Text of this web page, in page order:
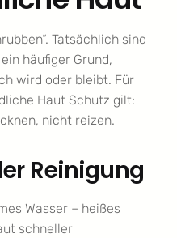
Tatsächlich sind
häufiger Grund,
wird oder bleibt. Für
Haut Schutz gilt:
nicht reizen.
Reinigung
Wasser – heißes
schneller